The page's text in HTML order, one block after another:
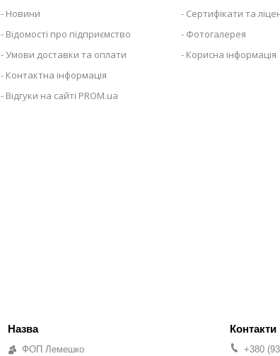
Новини
Відомості про підприємство
Умови доставки та оплати
Контактна інформація
Відгуки на сайті PROM.ua
Сертифікати та
Фотогалерея
Корисна інформація
ФОП Лемешко
+380